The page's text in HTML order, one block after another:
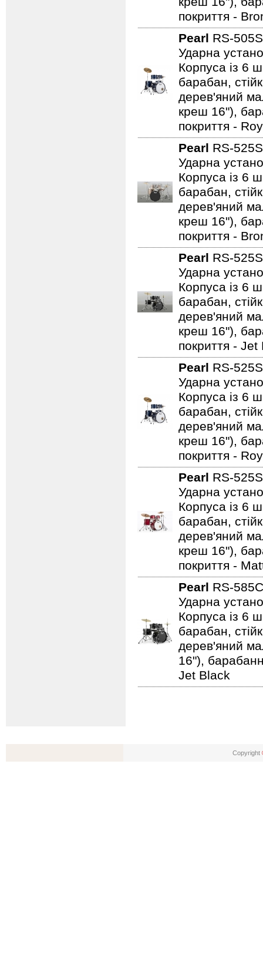
покриття -
Pearl RS-
Ударна
Корпуса із 6
барабан,
дерев'яний
креш 16"),
покриття -
Pearl RS-
Ударна
Корпуса із 6
барабан,
дерев'яний
креш 16"),
покриття -
Pearl RS-
Ударна
Корпуса із 6
барабан,
дерев'яний
креш 16"),
покриття - Jet
Pearl RS-
Ударна
Корпуса із 6
барабан,
дерев'яний
креш 16"),
покриття -
Pearl RS-
Ударна
Корпуса із 6
барабан,
дерев'яний
креш 16"),
покриття -
Pearl RS-
Ударна
Корпуса із 6
барабан,
дерев'яний
16"),
Jet Black
Copyright